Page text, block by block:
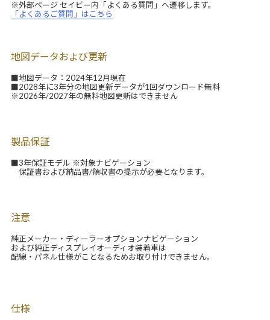
※外部ページ セイビー内「よくある質問」へ遷移します。
「よくあるご質問」はこちら
地図データおよび更新
■地図データ：2024年12月現在
■2028年に3年分の地図更新データが1回ダウンロード無料
※2026年/2027年の無料地図更新はできません
製品保証
■3年保証モデル ※対象ナビゲーション
保証書および納品書/領収書の提示が必要となります。
注意
純正メーカー・ディーラーオプションナビゲーション
および純正ディスプレイオーディオ装着車は
配線・パネル仕様がことなるためお取り付けできません。
仕様